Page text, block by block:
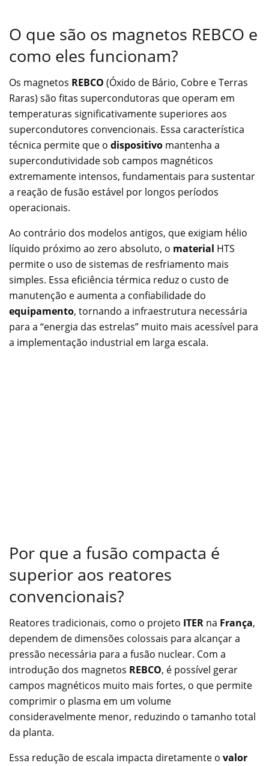
O que são os magnetos REBCO e
como eles funcionam?
Os magnetos REBCO (Óxido de Bário, Cobre e Terras
Raras) são fitas supercondutoras que operam em
temperaturas significativamente superiores aos
supercondutores convencionais. Essa característica
técnica permite que o dispositivo mantenha a
supercondutividade sob campos magnéticos
extremamente intensos, fundamentais para sustentar
a reação de fusão estável por longos períodos
operacionais.
Ao contrário dos modelos antigos, que exigiam hélio
líquido próximo ao zero absoluto, o material HTS
permite o uso de sistemas de resfriamento mais
simples. Essa eficiência térmica reduz o custo de
manutenção e aumenta a confiabilidade do
equipamento, tornando a infraestrutura necessária
para a “energia das estrelas” muito mais acessível para
a implementação industrial em larga escala.
Por que a fusão compacta é
superior aos reatores
convencionais?
Reatores tradicionais, como o projeto ITER na França,
dependem de dimensões colossais para alcançar a
pressão necessária para a fusão nuclear. Com a
introdução dos magnetos REBCO, é possível gerar
campos magnéticos muito mais fortes, o que permite
comprimir o plasma em um volume
consideravelmente menor, reduzindo o tamanho total
da planta.
Essa redução de escala impacta diretamente o valor